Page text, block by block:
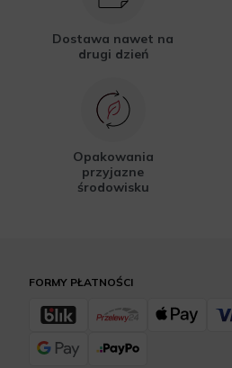
Dostawa nawet na
drugi dzień
Opakowania
przyjazne
środowisku
FORMY PŁATNOŚCI